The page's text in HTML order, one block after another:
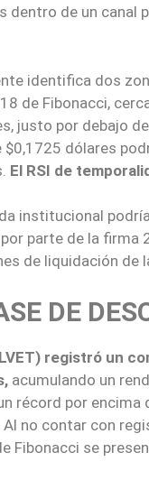
dentro de un canal
identifica dos
de Fibonacci,
justo por debajo
$0,1725 dólares
El RSI de
institucional
por parte de la firma
de liquidación
DE
registró un
acumulando un
récord por
Al no contar con
Fibonacci se